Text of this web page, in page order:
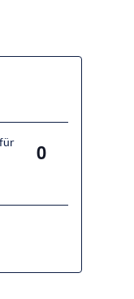
Anzahl